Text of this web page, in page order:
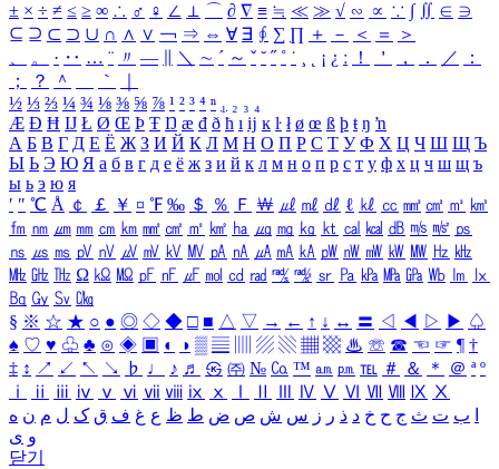
± × ÷ ≠ ≤ ≥ ∞ ∴ ♂ ♀ ∠ ⊥ ⌒ ∂ ∇ ≡ ≒ ≪ ≫ √ ∽ ∝ ∵ ∫ ∬ ∈ ∋
⊆ ⊇ ⊂ ⊃ ∪ ∩ ∧ ∨ ￢ ⇒ ⇔ ∀ ∃ ∮ ∑ ∏ ＋ － ＜ ＝
＞
、
。 · ‥ … ¨ 〃 ― ＼ ∼ ´ ～ ˇ ˘ ˝ ˚ ˙ ¸ ¡ ¿ ː ！ ＇ ， ． ／
：
；
？ ＾ ｀
½ ⅓ ⅔ ¼ ¾ ⅛ ⅜ ⅝ ⅞ ¹ ² ³ ⁴ ⁿ ₁ ₂ ₃ ₄
Æ Ð Ħ Ĳ Ł Ø Œ Þ Ŧ Ŋ æ đ ð ħ ı ĳ ĸ ŀ ł ø œ ß þ ŧ ŋ ŉ
А Б В Г Д Е Ё Ж З И Й К Л М Н О П Р С Т У Ф Х Ц Ч Ш Щ Ъ
Ы Ь Э Ю Я а б в г д е ё ж з и й к л м н о п р с т у ф х ц ч ш щ ъ
ы ь э ю я
′ ″ ℃ Å ￠ ￡ ￥ ¤ ℉ ‰ ＄ ％ Ｆ ￦ ㎕ ㎖ ㎗ ℓ ㎘ ㏄ ㎣ ㎤ ㎥ ㎦
㎙ ㎚ ㎛ ㎜ ㎝ ㎞ ㎟ ㎠ ㎡ ㎢ ㏊ ㎍ ㎎ ㎏ ㏏ ㎈ ㎉ ㏈ ㎧ ㎨ ㎰
㎱ ㎲ ㎳ ㎴ ㎵ ㎶ ㎷ ㎸ ㎹ ㎀ ㎁ ㎂ ㎃ ㎄ ㎺ ㎻ ㎽ ㎾ ㎿ ㎐ ㎑
㎒ ㎓ ㎔ Ω ㏀ ㏁ ㎊ ㎋ ㎌ ㏖ ㏅ ㎭ ㎮ ㎯ ㏛ ㎩ ㎪ ㎫ ㎬ ㏝ ㏐
㏓
㏃ ㏉ ㏜ ㏆
§ ※ ☆ ★ ○ ● ◎ ◇ ◆ □ ■ △ ▽ → ← ↑ ↓ ↔ 〓 ◁ ◀ ▷ ▶ ♤
♠ ♡ ♥ ♧ ♣ ⊙ ◈ ▣ ◐ ◑ ▒ ▤ ▨ ▧ ▦ ▩ ♨ ☏ ☎ ☜ ☞ ¶ †
‡ ↕ ↗ ↙ ↖ ↘ ♭ ♩ ♪ ♬ ㉿ ㈜ № ㏇ ™ ㏂ ㏘ ℡ ＃ ＆ ＊ ＠ ª º
ⅰ
ⅱ ⅲ ⅳ ⅴ ⅵ ⅶ ⅷ ⅸ ⅹ Ⅳ Ⅴ Ⅵ Ⅶ Ⅷ Ⅸ Ⅹ
ب ت ث ج ح خ د ذ ر ز س ش ص ض ط ظ ع غ ف ق ک ل م ن ه
و ی
닫기